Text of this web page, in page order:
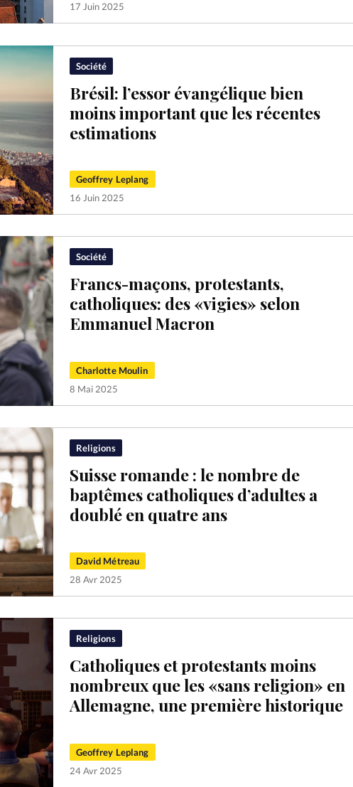
17 Juin 2025
Société
Brésil: l’essor évangélique bien
moins important que les récentes
estimations
Geoffrey Leplang
16 Juin 2025
Société
Francs-maçons, protestants,
catholiques: des «vigies» selon
Emmanuel Macron
Charlotte Moulin
8 Mai 2025
Religions
Suisse romande : le nombre de
baptêmes catholiques d’adultes a
doublé en quatre ans
David Métreau
28 Avr 2025
Religions
Catholiques et protestants moins
nombreux que les «sans religion» en
Allemagne, une première historique
Geoffrey Leplang
24 Avr 2025